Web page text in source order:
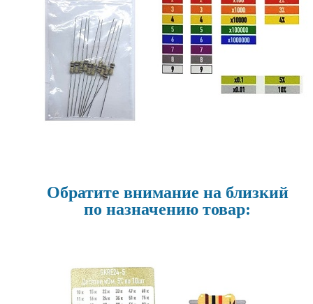
Обратите внимание на близкий
по назначению товар: